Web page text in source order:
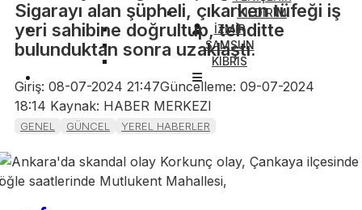
YILDIRIM
İZMİR
SAMSUN
KIBRIS
Sigarayı alan şüpheli, çıkarken tüfeği iş
yeri sahibine doğrultup, tehditte
bulunduktan sonra uzaklaştı.
Giriş: 08-07-2024 21:47Güncelleme: 09-07-2024
18:14 Kaynak: HABER MERKEZI
GENEL GÜNCEL YEREL HABERLER